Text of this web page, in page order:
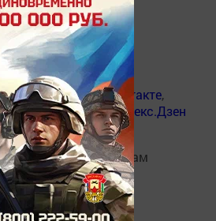
в
MАХ:
:ВКонтакте,ВКонтакте,
,Телеграм,Яндекс.Дзен
иң мөһим
телеграм